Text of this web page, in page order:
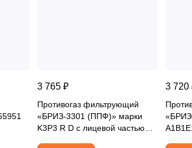
3 765 ₽
Противогаз фильтрующий
«БРИЗ-3301 (ППФ)» марки
K3P3 R D с лицевой частью
3 720